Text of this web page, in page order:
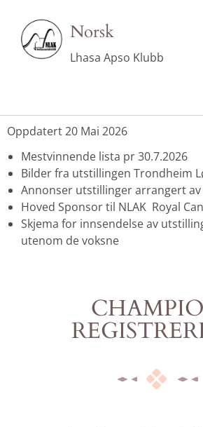
Norsk
Lhasa Apso Klubb
Oppdatert 20 Mai 2026
Mestvinnende lista pr 30.7.2026
Bilder fra utstillingen Trondheim
Annonser utstillinger arrangert av
Hoved Sponsor til NLAK Royal
Skjema for innsendelse av
utenom de voksne